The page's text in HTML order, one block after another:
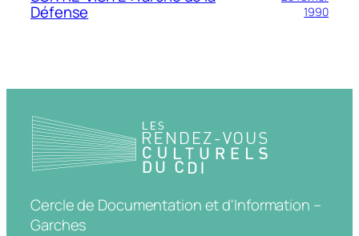
Défense
1990
Cercle de Documentation et d'Information –
Garches